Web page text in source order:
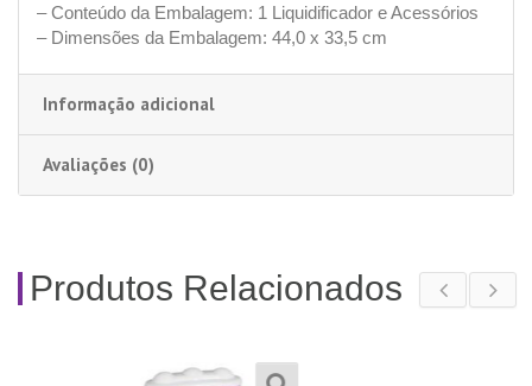
– Conteúdo da Embalagem: 1 Liquidificador e Acessórios
– Dimensões da Embalagem: 44,0 x 33,5 cm
Informação adicional
Avaliações (0)
Produtos Relacionados